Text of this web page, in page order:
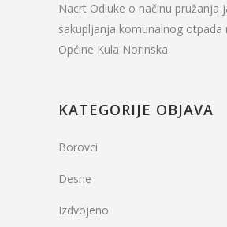
Nacrt Odluke o načinu pružanja
sakupljanja komunalnog otpada
Općine Kula Norinska
KATEGORIJE OBJAVA
Borovci
Desne
Izdvojeno